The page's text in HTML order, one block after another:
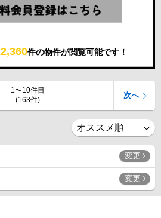
件の物件が閲覧可能です！
1〜10件目
(163件)
次へ
変更
変更